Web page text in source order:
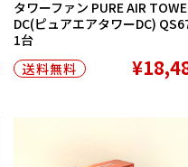
タワーファン PURE AIR
DC(ピュアエアタワーDC)
1台
送料無料